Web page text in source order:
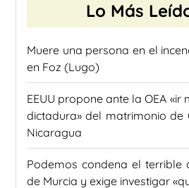
Lo Más
Muere una persona en el
en Foz (Lugo)
EEUU propone ante la OEA «ir
dictadura» del matrimonio de
Nicaragua
Podemos condena el terrible
de Murcia y exige investigar